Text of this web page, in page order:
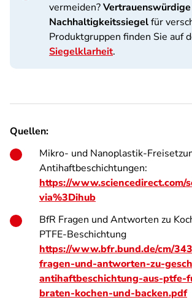
vermeiden?Vertrauenswürdige
Nachhaltigkeitssiegelfür
Produktgruppen finden Sie auf
Siegelklarheit.
Quellen:
Mikro- und Nanoplastik-
Antihaftbeschichtungen:
https://www.sciencedirect.com/
via%3Dihub
BfR Fragen und Antworten zu
PTFE-Beschichtung
https://www.bfr.bund.de/cm/
fragen-und-antworten-zu-
antihaftbeschichtung-aus-ptfe-
braten-kochen-und-backen.pdf